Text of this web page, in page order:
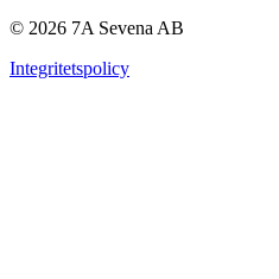
© 2026 7A Sevena AB
Integritetspolicy